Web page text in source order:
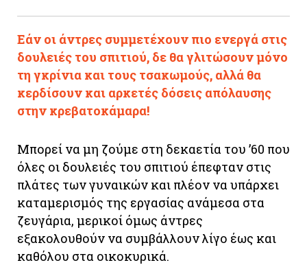
Εάν οι άντρες συμμετέχουν πιο ενεργά στις
δουλειές του σπιτιού, δε θα γλιτώσουν μόνο
τη γκρίνια και τους τσακωμούς, αλλά θα
κερδίσουν και αρκετές δόσεις απόλαυσης
στην κρεβατοκάμαρα!
Μπορεί να μη ζούμε στη δεκαετία του ’60 που
όλες οι δουλειές του σπιτιού έπεφταν στις
πλάτες των γυναικών και πλέον να υπάρχει
καταμερισμός της εργασίας ανάμεσα στα
ζευγάρια, μερικοί όμως άντρες
εξακολουθούν να συμβάλλουν λίγο έως και
καθόλου στα οικοκυρικά.